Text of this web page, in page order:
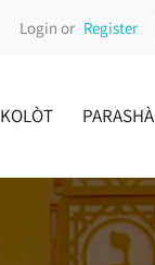
Login or Register
KOLÒT PARASHÀ